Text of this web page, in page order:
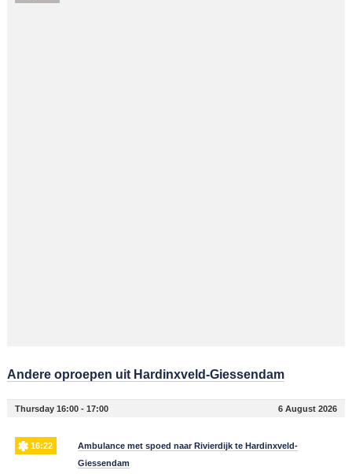
Andere oproepen uit Hardinxveld-Giessendam
Thursday 16:00 - 17:00 6 August 2026
16:22
Ambulance met spoed naar Rivierdijk te Hardinxveld-
Giessendam